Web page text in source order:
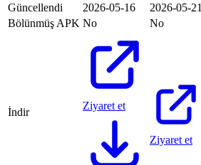
Güncellendi
2026-05-16 2026-05-21
Bölünmüş APK No No
İndir
Ziyaret et
Ziyaret et